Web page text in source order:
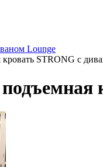
Lounge
кровать STRONG с